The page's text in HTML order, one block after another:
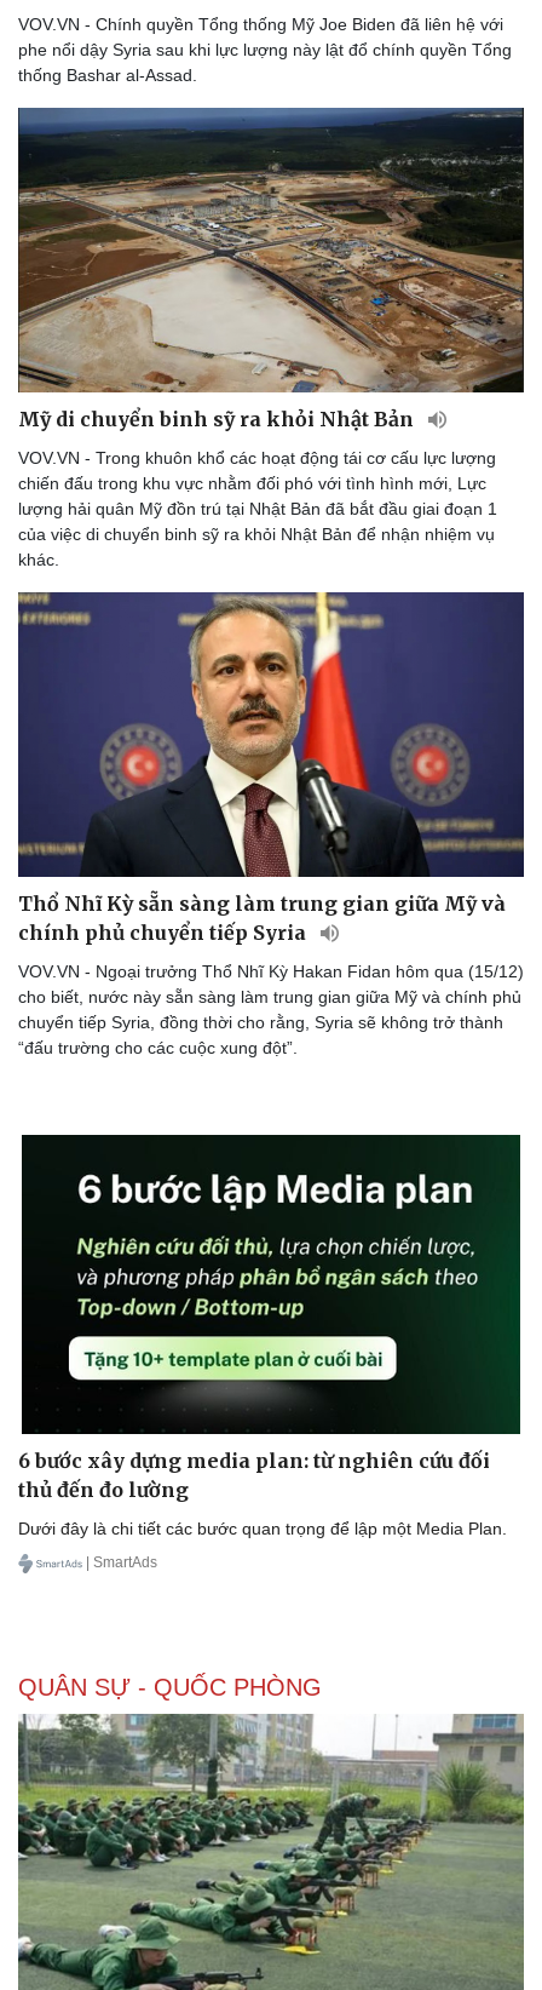
Thể thao
Bóng đá
Thế giới thể thao
eSports
Hậu trường
Ô tô - Xe máy
Ô tô
Tư vấn
VOV.VN - Chính quyền Tổng thống Mỹ Joe Biden đã liên hệ với
phe nổi dậy Syria sau khi lực lượng này lật đổ chính quyền Tổng
thống Bashar al-Assad.
Mỹ di chuyển binh sỹ ra khỏi Nhật Bản
VOV.VN - Trong khuôn khổ các hoạt động tái cơ cấu lực lượng
chiến đấu trong khu vực nhằm đối phó với tình hình mới, Lực
lượng hải quân Mỹ đồn trú tại Nhật Bản đã bắt đầu giai đoạn 1
của việc di chuyển binh sỹ ra khỏi Nhật Bản để nhận nhiệm vụ
khác.
Thổ Nhĩ Kỳ sẵn sàng làm trung gian giữa Mỹ và
chính phủ chuyển tiếp Syria
VOV.VN - Ngoại trưởng Thổ Nhĩ Kỳ Hakan Fidan hôm qua (15/12)
cho biết, nước này sẵn sàng làm trung gian giữa Mỹ và chính phủ
chuyển tiếp Syria, đồng thời cho rằng, Syria sẽ không trở thành
“đấu trường cho các cuộc xung đột”.
6 bước xây dựng media plan: từ nghiên cứu đối
thủ đến đo lường
Dưới đây là chi tiết các bước quan trọng để lập một Media Plan.
| SmartAds
QUÂN SỰ - QUỐC PHÒNG